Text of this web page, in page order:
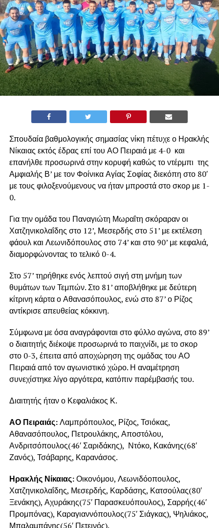
Σπουδαία βαθμολογικής σημασίας νίκη πέτυχε ο Ηρακλής
Νίκαιας εκτός έδρας επί του ΑΟ Πειραιά με 4-0 και
επανήλθε προσωρινά στην κορυφή καθώς το ντέρμπι της
Αμφιαλής Β’ με τον Φοίνικα Αγίας Σοφίας διεκόπη στο 80′
με τους φιλοξενούμενους να ήταν μπροστά στο σκορ με 1-
0.
Για την ομάδα του Παναγιώτη Μωραΐτη σκόραραν οι
Χατζηνικολαΐδης στο 12’, Μεσερδής στο 51’ με εκτέλεση
φάουλ και Λεωνιδόπουλος στο 74’ και στο 90’ με κεφαλιά,
διαμορφώνοντας το τελικό 0-4.
Στο 57’ τηρήθηκε ενός λεπτού σιγή στη μνήμη των
θυμάτων των Τεμπών. Στο 81’ αποβλήθηκε με δεύτερη
κίτρινη κάρτα ο Αθανασόπουλος, ενώ στο 87’ ο Ρίζος
αντίκρισε απευθείας κόκκινη.
Σύμφωνα με όσα αναγράφονται στο φύλλο αγώνα, στο 89’
ο διαιτητής διέκοψε προσωρινά το παιχνίδι, με το σκορ
στο 0-3, έπειτα από αποχώρηση της ομάδας του ΑΟ
Πειραιά από τον αγωνιστικό χώρο. Η αναμέτρηση
συνεχίστηκε λίγο αργότερα, κατόπιν παρέμβασής του.
Διαιτητής ήταν ο Κεφαλιάκος Κ.
ΑΟ Πειραιάς:Λαμπρόπουλος, Ρίζος, Τσιόκας,
Αθανασόπουλος, Πετρουλάκης, Αποστόλου,
Ανδριτσόπουλος(46′ Σαριδάκης), Ντόκο, Κακάνης(68′
Ζανός), Τσάβαρης, Καρανάσος.
Ηρακλής Νίκαιας:Οικονόμου, Λεωνιδόοπουλος,
Χατζηνικολαΐδης, Μεσερδής, Καρδάσης, Κατσούλας(80′
Ξενάκης), Αχυράκης(75′ Παρασκευόπουλος), Σαρρής(46′
Προμπόνας), Καραγιαννόπουλος(75′ Σιάγκας), Ψηλιάκος,
Μπαλαμπάνης(56′ Πετεινός).